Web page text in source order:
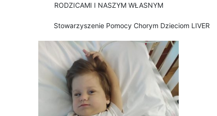
RODZICAMI I NASZYM WŁASNYM
Stowarzyszenie Pomocy Chorym Dzieciom LIVER